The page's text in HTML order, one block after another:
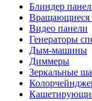
Блиндер
Вращающиеся
Видео панели
Генераторы
Дым-машины
Диммеры
Зеркальные